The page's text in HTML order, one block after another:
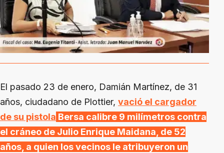
El pasado 23 de enero, Damián Martínez, de 31
años, ciudadano de Plottier, vació el cargador
de su pistola Bersa calibre 9 milímetros contra
el cráneo de Julio Enrique Maidana, de 52
años, a quien los vecinos le atribuyeron un